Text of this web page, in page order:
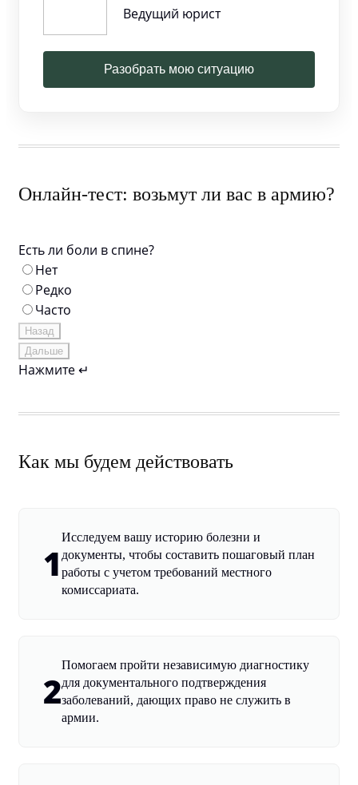
Ведущий юрист
Разобрать мою ситуацию
Онлайн-тест: возьмут ли вас в армию?
Есть ли боли в спине?
Нет
Редко
Часто
Назад
Дальше
Нажмите ↵
Как мы будем действовать
1
Исследуем вашу историю болезни и
документы, чтобы составить пошаговый план
работы с учетом требований местного
комиссариата.
2
Помогаем пройти независимую диагностику
для документального подтверждения
заболеваний, дающих право не служить в
армии.